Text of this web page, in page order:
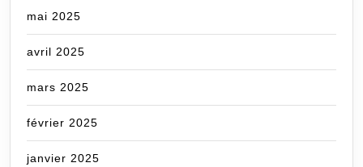
mai 2025
avril 2025
mars 2025
février 2025
janvier 2025